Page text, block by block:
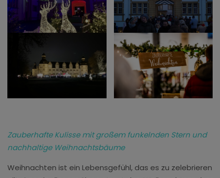
Zauberhafte Kulisse mit großem funkelnden Stern und
nachhaltige Weihnachtsbäume
Weihnachten ist ein Lebensgefühl, das es zu zelebrieren